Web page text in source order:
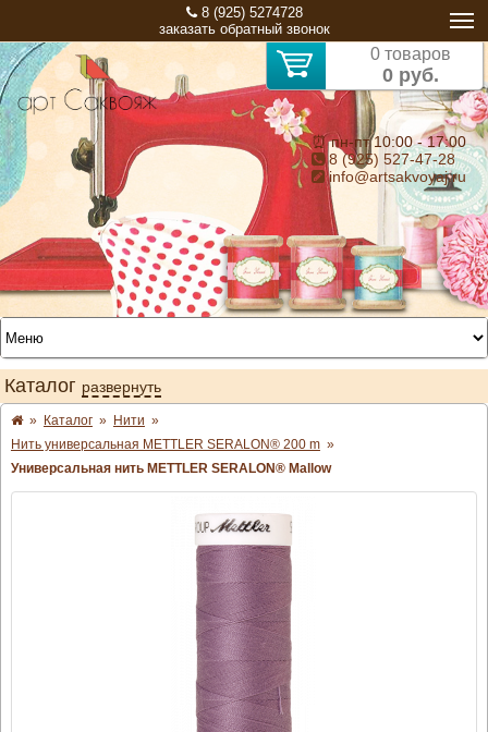
8 (925) 5274728
заказать обратный звонок
0 товаров
0 руб.
⏰ пн-пт 10:00 - 17:00
8 (925) 527-47-28
info@artsakvoyaj.ru
Каталог развернуть
» Каталог » Нити »
Нить универсальная METTLER SERALON® 200 m »
Универсальная нить METTLER SERALON® Mallow